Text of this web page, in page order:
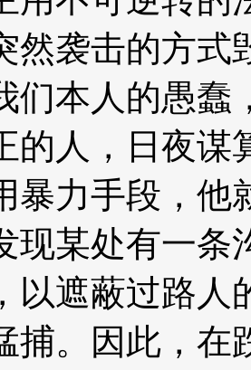
然袭击的方式
们本人的愚蠢
的人，日夜谋
暴力手段，他
现某处有一条
以遮蔽过路人
捕。因此，在